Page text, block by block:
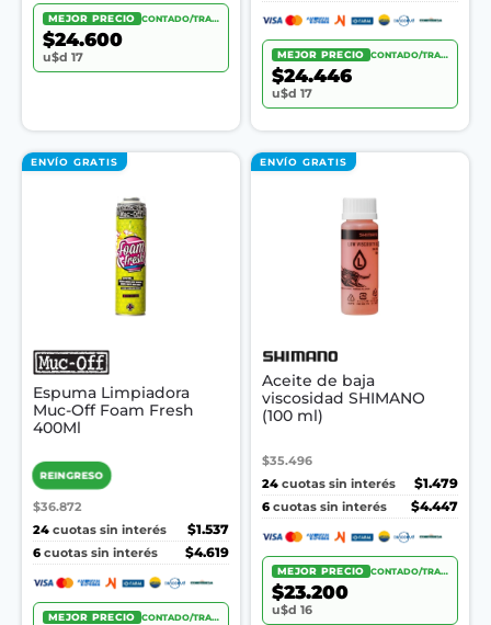
MEJOR PRECIO CONTADO/TRANSF.
$24.600
u$d 17 MEJOR PRECIO CONTADO/TRANSF.
$24.446
u$d 17
ENVÍO GRATIS
Espuma Limpiadora
Muc-Off Foam Fresh
400Ml
REINGRESO
$36.872
24 cuotas sin interés
$1.537
6 cuotas sin interés $4.619
MEJOR PRECIO CONTADO/TRANSF.
ENVÍO GRATIS
Aceite de baja
viscosidad SHIMANO
(100 ml)
$35.496
24 cuotas sin interés
$1.479
6 cuotas sin interés $4.447
MEJOR PRECIO CONTADO/TRANSF.
$23.200
u$d 16